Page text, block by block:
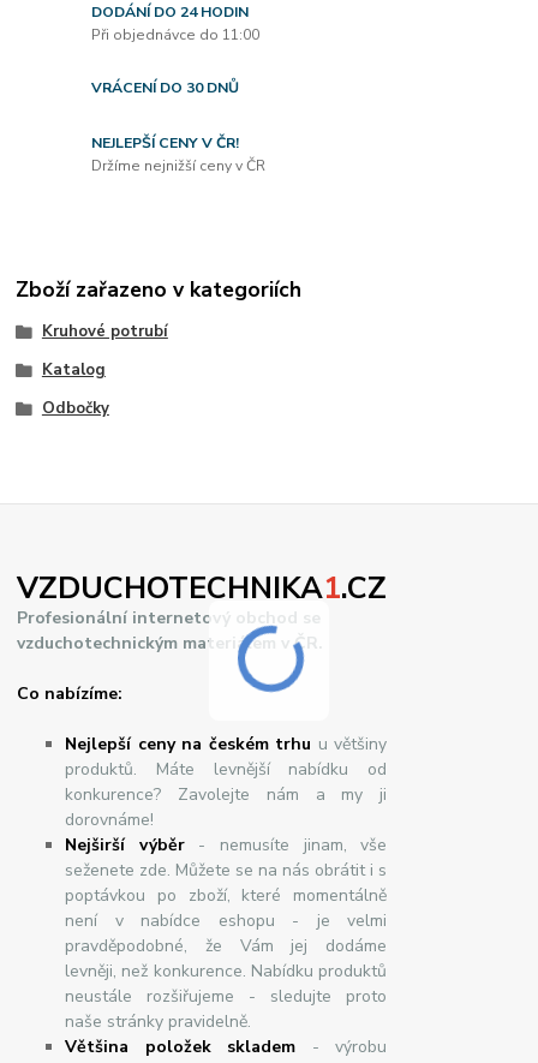
DODÁNÍ DO 24 HODIN
Při objednávce do 11:00
VRÁCENÍ DO 30 DNŮ
NEJLEPŠÍ CENY V ČR!
Držíme nejnižší ceny v ČR
Zboží zařazeno v kategoriích
Kruhové potrubí
Katalog
Odbočky
VZDUCHOTECHNIKA1.CZ
Profesionální internetový obchod se
vzduchotechnickým materiálem v ČR.
Co nabízíme:
Nejlepší ceny na českém trhu u většiny
produktů. Máte levnější nabídku od
konkurence? Zavolejte nám a my ji
dorovnáme!
Nejširšívýběr- nemusíte jinam, vše
seženete zde. Můžete se na nás obrátit i s
poptávkou po zboží, které momentálně
není v nabídce eshopu - je velmi
pravděpodobné, že Vám jej dodáme
levněji, než konkurence. Nabídku produktů
neustále rozšiřujeme - sledujte proto
naše stránky pravidelně.
Většina položek skladem - výrobu